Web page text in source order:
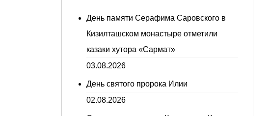
День памяти Серафима Саровского в
Кизилташском монастыре отметили
казаки хутора «Сармат»
03.08.2026
День святого пророка Илии
02.08.2026